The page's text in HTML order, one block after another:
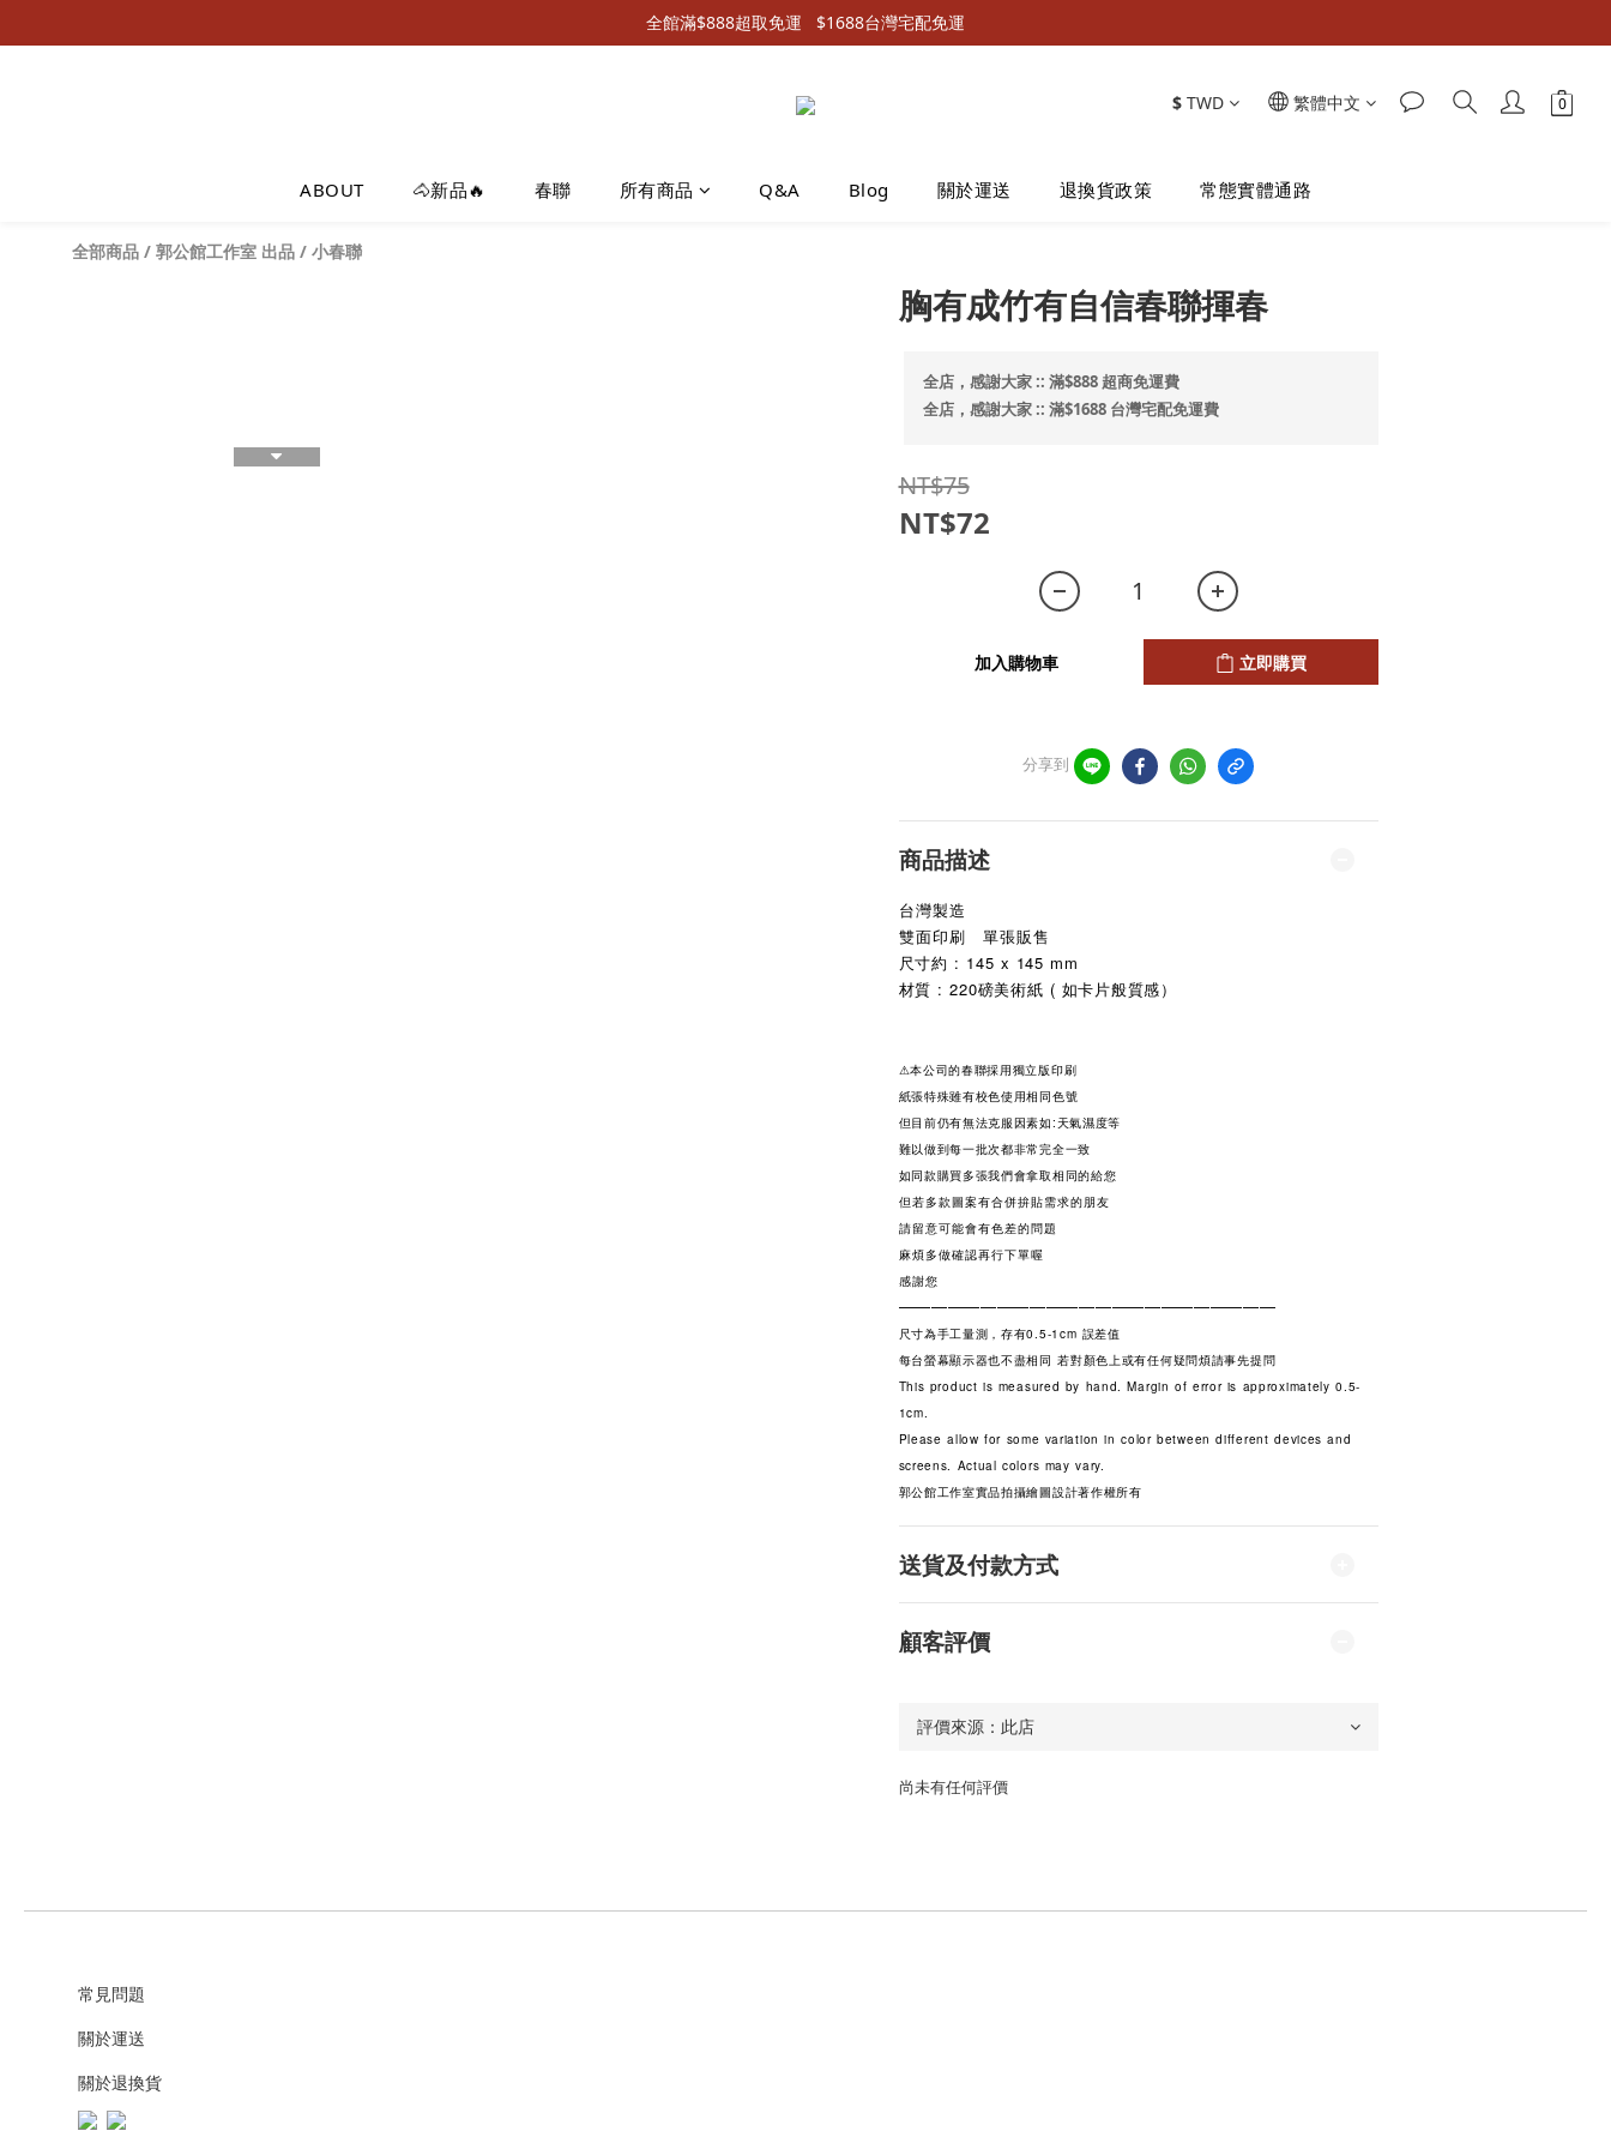
全館滿$888超取免運   $1688台灣宅配免運
$ TWD 繁體中文
ABOUT 🐴新品🔥 春聯 所有商品 Q&A Blog 關於運送 退換貨政策 常態實體通路
全部商品 / 郭公館工作室 出品 / 小春聯
胸有成竹有自信春聯揮春
全店，感謝大家 :: 滿$888 超商免運費
全店，感謝大家 :: 滿$1688 台灣宅配免運費
NT$75
NT$72
加入購物車 立即購買
分享到
商品描述
台灣製造
雙面印刷 單張販售
尺寸約 : 145 x 145 mm
材質 : 220磅美術紙 ( 如卡片般質感）
⚠本公司的春聯採用獨立版印刷
紙張特殊雖有校色使用相同色號
但目前仍有無法克服因素如:天氣濕度等
難以做到每一批次都非常完全一致
如同款購買多張我們會拿取相同的給您
但若多款圖案有合併拚貼需求的朋友
請留意可能會有色差的問題
麻煩多做確認再行下單喔
感謝您
———————————————————————
尺寸為手工量測，存有0.5-1cm 誤差值
每台螢幕顯示器也不盡相同 若對顏色上或有任何疑問煩請事先提問
This product is measured by hand. Margin of error is approximately 0.5-
1cm.
Please allow for some variation in color between different devices and
screens. Actual colors may vary.
郭公館工作室實品拍攝繪圖設計著作權所有
送貨及付款方式
顧客評價
尚未有任何評價
常見問題
關於運送
關於退換貨